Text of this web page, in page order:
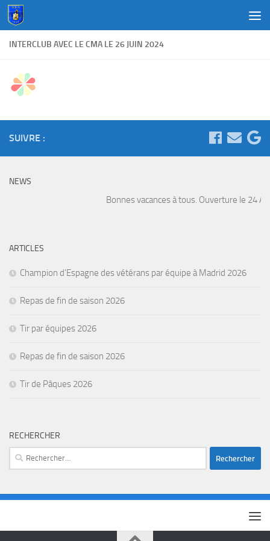
Au dessous du contenu
INTERCLUB AVEC LE CMA LE 26 JUIN 2024
SUIVRE :
NEWS
Bonnes vacances à tous. Ouverture le 24
ARTICLES
Champion d’Espagne des vétérans par équipe à Madrid 2026
Repas de fin de saison 2026
Tir par équipes 2026
Repas de fin de saison 2026
Tir de Pâques 2026
RECHERCHER